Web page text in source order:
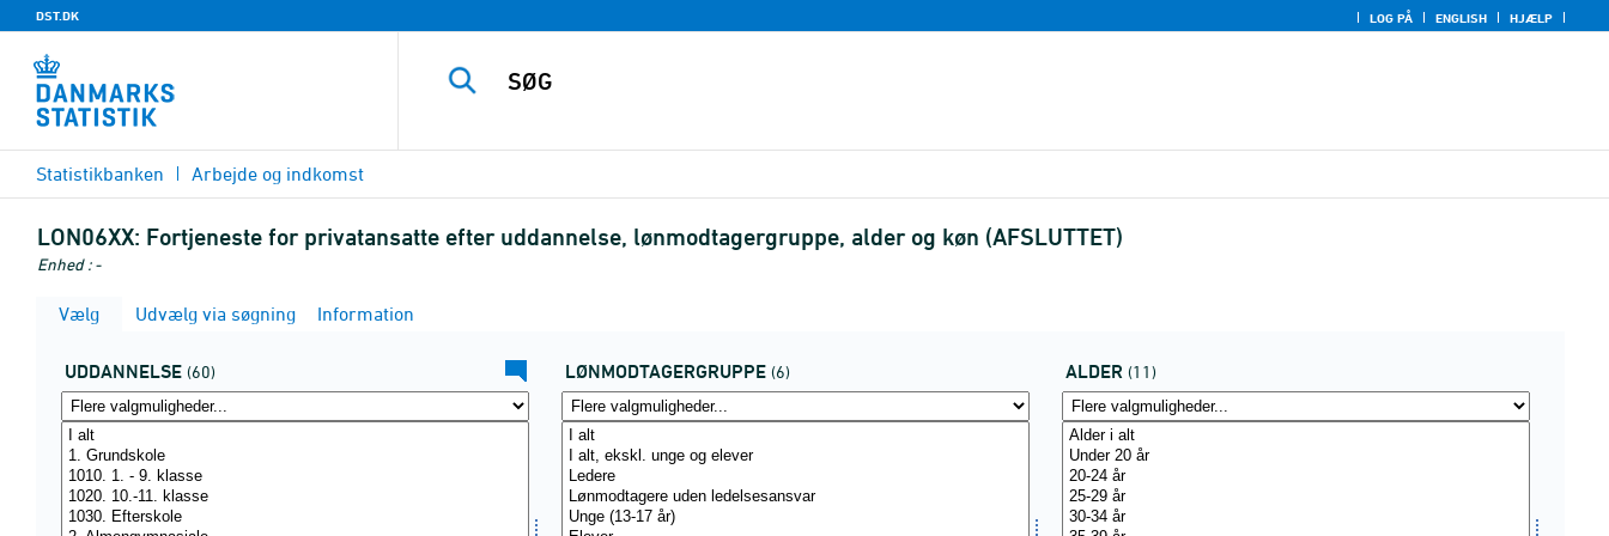
DST.DK LOG PÅ ENGLISH HJÆLP
Statistikbanken Arbejde og indkomst
LON06XX: Fortjeneste for privatansatte efter uddannelse, lønmodtagergruppe, alder og køn (AFSLUTTET)
Enhed : -
Vælg Udvælg via søgning Information
UDDANNELSE (60) LØNMODTAGERGRUPPE (6) ALDER (11)